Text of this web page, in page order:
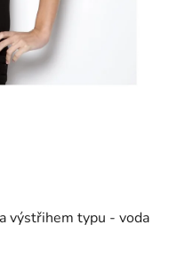
výstřihem typu - voda